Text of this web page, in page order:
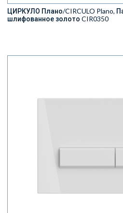
ЦИРКУЛО Плано/CIRCULO Plano,
шлифованное золото CIR0350